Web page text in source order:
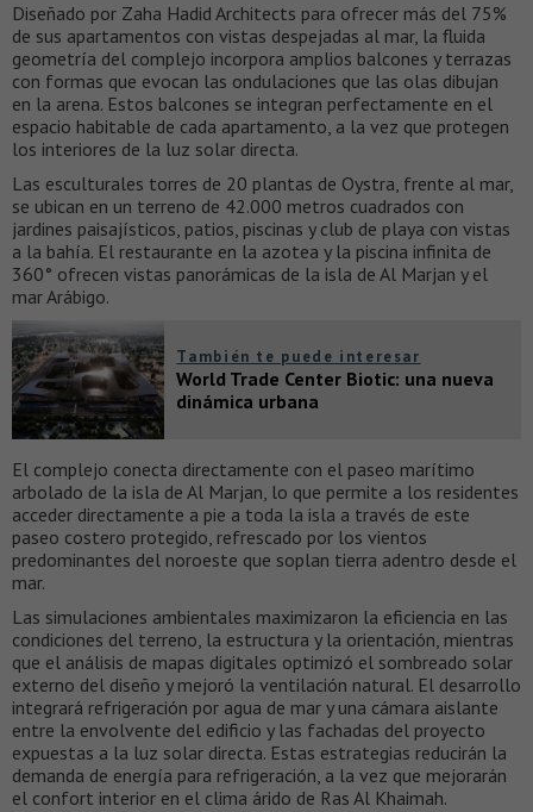
Diseñado por Zaha Hadid Architects para ofrecer más del 75%
de sus apartamentos con vistas despejadas al mar, la fluida
geometría del complejo incorpora amplios balcones y terrazas
con formas que evocan las ondulaciones que las olas dibujan
en la arena. Estos balcones se integran perfectamente en el
espacio habitable de cada apartamento, a la vez que protegen
los interiores de la luz solar directa.
Las esculturales torres de 20 plantas de Oystra, frente al mar,
se ubican en un terreno de 42.000 metros cuadrados con
jardines paisajísticos, patios, piscinas y club de playa con vistas
a la bahía. El restaurante en la azotea y la piscina infinita de
360° ofrecen vistas panorámicas de la isla de Al Marjan y el
mar Arábigo.
También te puede interesar
World Trade Center Biotic: una nueva
dinámica urbana
El complejo conecta directamente con el paseo marítimo
arbolado de la isla de Al Marjan, lo que permite a los residentes
acceder directamente a pie a toda la isla a través de este
paseo costero protegido, refrescado por los vientos
predominantes del noroeste que soplan tierra adentro desde el
mar.
Las simulaciones ambientales maximizaron la eficiencia en las
condiciones del terreno, la estructura y la orientación, mientras
que el análisis de mapas digitales optimizó el sombreado solar
externo del diseño y mejoró la ventilación natural. El desarrollo
integrará refrigeración por agua de mar y una cámara aislante
entre la envolvente del edificio y las fachadas del proyecto
expuestas a la luz solar directa. Estas estrategias reducirán la
demanda de energía para refrigeración, a la vez que mejorarán
el confort interior en el clima árido de Ras Al Khaimah.